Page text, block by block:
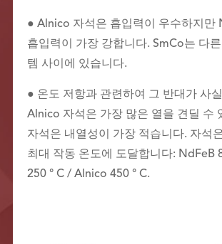
● Alnico 자석은 흡입력이 우수하지만
흡입력이 가장 강합니다. SmCo는 다
템 사이에 있습니다.
● 온도 저항과 관련하여 그 반대가 사
Alnico 자석은 가장 많은 열을 견딜 수
자석은 내열성이 가장 적습니다. 자석
최대 작동 온도에 도달합니다: NdFeB
250 ° C / Alnico 450 ° C.